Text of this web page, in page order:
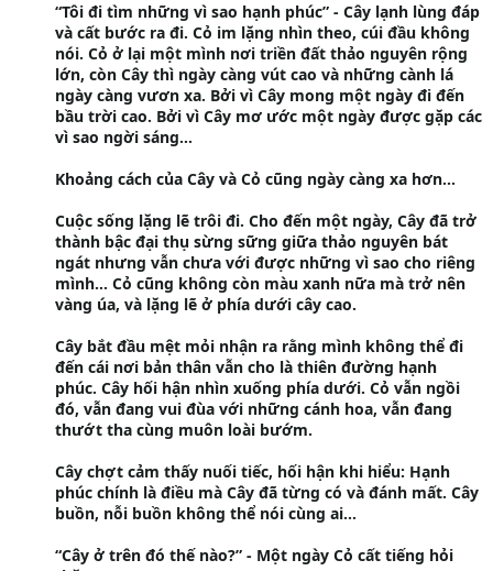
“Tôi đi tìm những vì sao hạnh phúc” - Cây lạnh lùng đáp
và cất bước ra đi. Cỏ im lặng nhìn theo, cúi đầu không
nói. Cỏ ở lại một mình nơi triền đất thảo nguyên rộng
lớn, còn Cây thì ngày càng vút cao và những cành lá
ngày càng vươn xa. Bởi vì Cây mong một ngày đi đến
bầu trời cao. Bởi vì Cây mơ ước một ngày được gặp các
vì sao ngời sáng…
Khoảng cách của Cây và Cỏ cũng ngày càng xa hơn…
Cuộc sống lặng lẽ trôi đi. Cho đến một ngày, Cây đã trở
thành bậc đại thụ sừng sững giữa thảo nguyên bát
ngát nhưng vẫn chưa với được những vì sao cho riêng
mình… Cỏ cũng không còn màu xanh nữa mà trở nên
vàng úa, và lặng lẽ ở phía dưới cây cao.
Cây bắt đầu mệt mỏi nhận ra rằng mình không thể đi
đến cái nơi bản thân vẫn cho là thiên đường hạnh
phúc. Cây hối hận nhìn xuống phía dưới. Cỏ vẫn ngồi
đó, vẫn đang vui đùa với những cánh hoa, vẫn đang
thướt tha cùng muôn loài bướm.
Cây chợt cảm thấy nuối tiếc, hối hận khi hiểu: Hạnh
phúc chính là điều mà Cây đã từng có và đánh mất. Cây
buồn, nỗi buồn không thể nói cùng ai…
“Cây ở trên đó thế nào?” - Một ngày Cỏ cất tiếng hỏi